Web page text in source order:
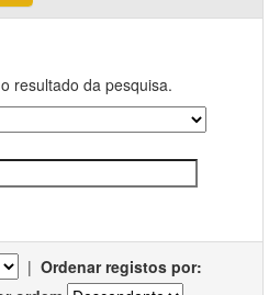
resultado da pesquisa.
| Ordenar registos por: